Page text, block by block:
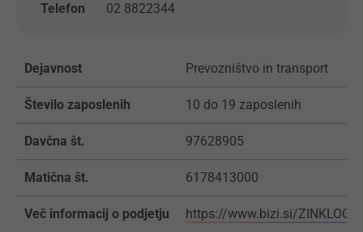
Telefon 02 8822344
Dejavnost Prevozništvo in transport
Število zaposlenih 10 do 19 zaposlenih
Davčna št. 97628905
Matična št. 6178413000
Več informacij o podjetju https://www.bizi.si/ZINKLOG-